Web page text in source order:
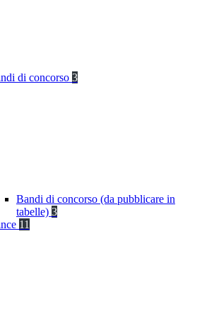
di concorso 3
Bandi di concorso (da pubblicare in
tabelle) 3
11